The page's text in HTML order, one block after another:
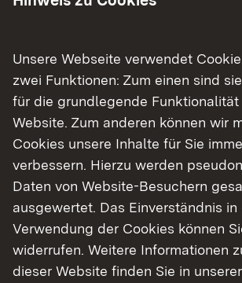
Arbeitszeiten
Pausen und
Unsere Webseite verwendet
zwei Funktionen: Zum einen sind
für die grundlegende Funktionalität
Website. Zum anderen können wir
Cookies unsere Inhalte für Sie
verbessern. Hierzu werden
Daten von Website-Besuchern
ausgewertet. Das Einverständnis in
Verwendung der Cookies können
widerrufen. Weitere Informationen
dieser Website finden Sie in unserer